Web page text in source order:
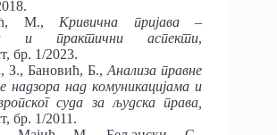
М., Кривична пријава –
и практични аспекти,
бр. 1/2023.
З., Бановић, Б.,Анализа правне
надзора над комуникацијама и
суда за људска права,
бр. 1/2011.